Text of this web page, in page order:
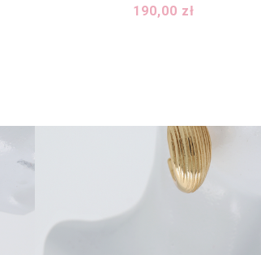
Cena
190,00 zł
DODAJ DO KOSZYKA